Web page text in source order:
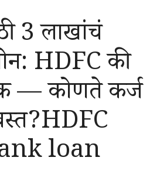
3 लाखांचं
HDFC की
— कोणते कर्ज
loan